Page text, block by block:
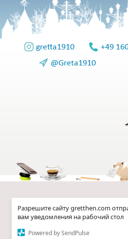
Разрешите сайту gretthen.com
вам уведомления на рабочий стол
Powered by SendPulse
gretta1910
+49
@Greta1910
2026
Все права защищены